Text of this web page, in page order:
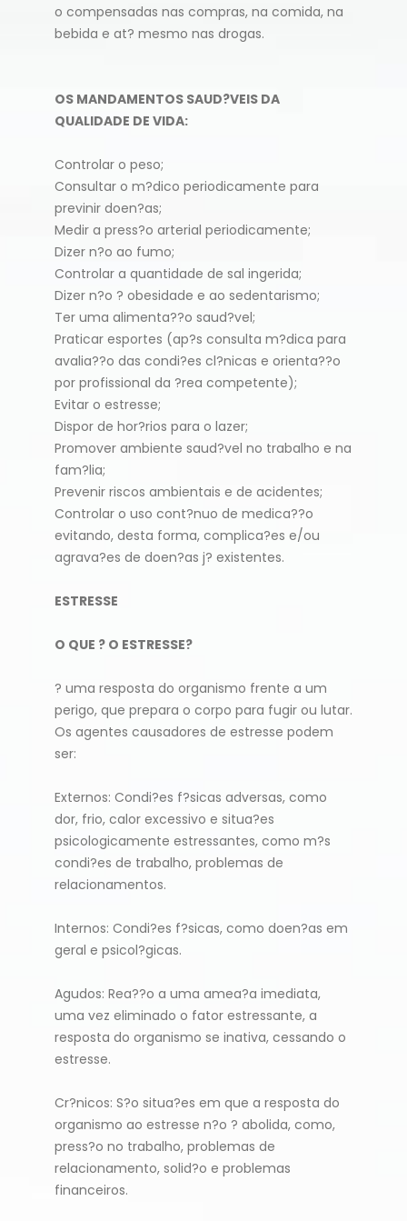
o compensadas nas compras, na comida, na
bebida e at? mesmo nas drogas.
OS MANDAMENTOS SAUD?VEIS DA
QUALIDADE DE VIDA:
Controlar o peso;
Consultar o m?dico periodicamente para
previnir doen?as;
Medir a press?o arterial periodicamente;
Dizer n?o ao fumo;
Controlar a quantidade de sal ingerida;
Dizer n?o ? obesidade e ao sedentarismo;
Ter uma alimenta??o saud?vel;
Praticar esportes (ap?s consulta m?dica para
avalia??o das condi?es cl?nicas e orienta??o
por profissional da ?rea competente);
Evitar o estresse;
Dispor de hor?rios para o lazer;
Promover ambiente saud?vel no trabalho e na
fam?lia;
Prevenir riscos ambientais e de acidentes;
Controlar o uso cont?nuo de medica??o
evitando, desta forma, complica?es e/ou
agrava?es de doen?as j? existentes.
ESTRESSE
O QUE ? O ESTRESSE?
? uma resposta do organismo frente a um
perigo, que prepara o corpo para fugir ou lutar.
Os agentes causadores de estresse podem
ser:
Externos: Condi?es f?sicas adversas, como
dor, frio, calor excessivo e situa?es
psicologicamente estressantes, como m?s
condi?es de trabalho, problemas de
relacionamentos.
Internos: Condi?es f?sicas, como doen?as em
geral e psicol?gicas.
Agudos: Rea??o a uma amea?a imediata,
uma vez eliminado o fator estressante, a
resposta do organismo se inativa, cessando o
estresse.
Cr?nicos: S?o situa?es em que a resposta do
organismo ao estresse n?o ? abolida, como,
press?o no trabalho, problemas de
relacionamento, solid?o e problemas
financeiros.